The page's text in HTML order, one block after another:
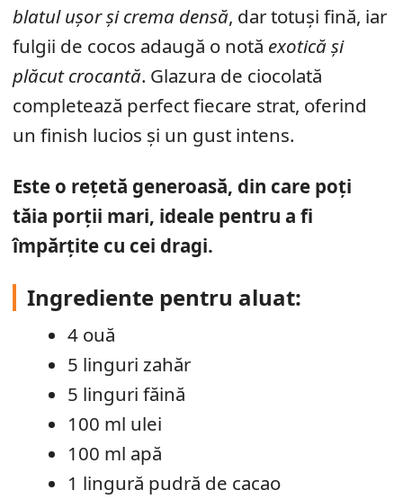
blatul ușor și crema densă, dar totuși fină, iar
fulgii de cocos adaugă o notă exotică și
plăcut crocantă. Glazura de ciocolată
completează perfect fiecare strat, oferind
un finish lucios și un gust intens.
Este o rețetă generoasă, din care poți
tăia porții mari, ideale pentru a fi
împărțite cu cei dragi.
Ingrediente pentru aluat:
4 ouă
5 linguri zahăr
5 linguri făină
100 ml ulei
100 ml apă
1 lingură pudră de cacao